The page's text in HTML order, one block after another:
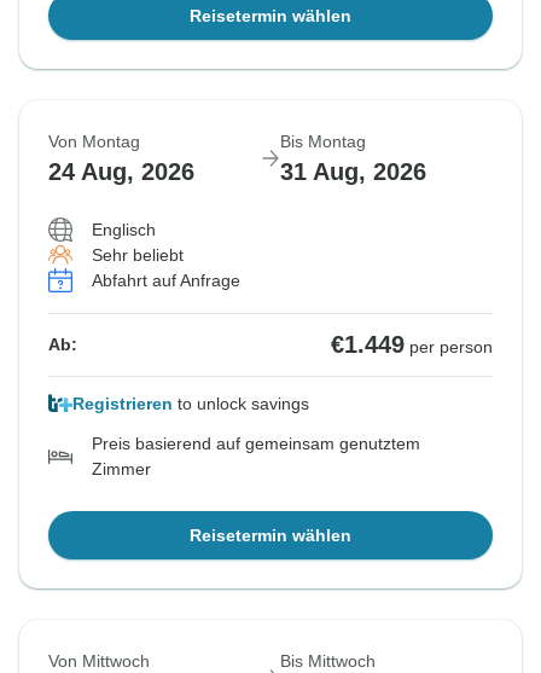
Reisetermin wählen
Von Montag
24 Aug, 2026
Bis Montag
31 Aug, 2026
Englisch
Sehr beliebt
Abfahrt auf Anfrage
Ab: €1.449 per person
Registrieren to unlock savings
Preis basierend auf gemeinsam genutztem
Zimmer
Reisetermin wählen
Von Mittwoch Bis Mittwoch